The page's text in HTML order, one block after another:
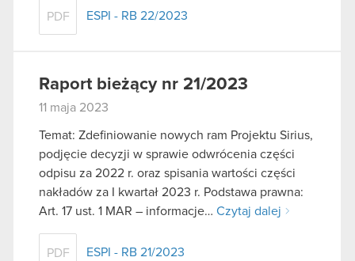
PDF ESPI - RB 22/2023
Raport bieżący nr 21/2023
11 maja 2023
Temat: Zdefiniowanie nowych ram Projektu Sirius,
podjęcie decyzji w sprawie odwrócenia części
odpisu za 2022 r. oraz spisania wartości części
nakładów za I kwartał 2023 r. Podstawa prawna:
Art. 17 ust. 1 MAR – informacje… Czytaj dalej
PDF ESPI - RB 21/2023